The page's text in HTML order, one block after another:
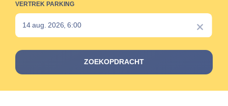
VERTREK PARKING
ZOEKOPDRACHT